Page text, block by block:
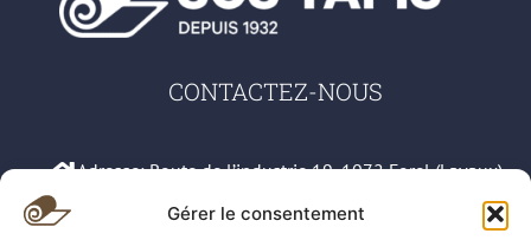
Gérer le consentement
CONTACTEZ-NOUS
Adresse: Route de l’industrie 19, 1072 Forel (Lavaux)
079 583 42 66